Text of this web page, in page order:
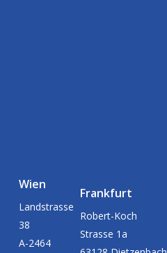
Wien
Landstrasse
38
A-2464
Frankfurt
Robert-Koch
Strasse 1a